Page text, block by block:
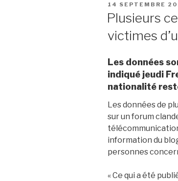
PUBLIÉ
LE
14 SEPTEMBRE
Plusieurs
victimes
Les données
indiqué jeudi
nationalité
Les données de
sur un forum
information du
personnes
« Ce qui a été